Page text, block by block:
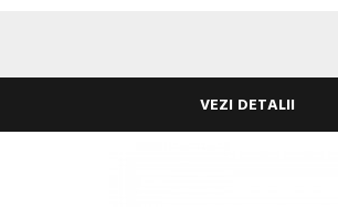
VEZI DETALII